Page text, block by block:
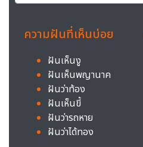
ความฝันที่เห็นบ่อย
ฝันเห็นงู
ฝันเห็นพญานาค
ฝันว่าท้อง
ฝันเห็นขี้
ฝันว่ารถหาย
ฝันว่าได้ทอง